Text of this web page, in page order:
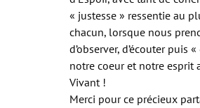
« justesse » ressentie au
chacun, lorsque nous
d’observer, d’écouter puis
notre coeur et notre esprit
Vivant !
Merci pour ce précieux